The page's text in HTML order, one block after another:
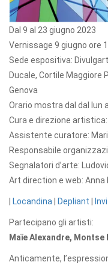
Dal 9 al 23 giugno 2023
Vernissage 9 giugno ore
Sede espositiva:
Ducale, Cortile Maggiore
Genova
Orario mostra dal dal lun
Cura e direzione
Assistente curatore:
Responsabile
Segnalatori d’arte:
Art direction e web: Anna
Locandina Depliant
Partecipano gli artisti:
Maïe Alexandre, Montse
Anticamente,